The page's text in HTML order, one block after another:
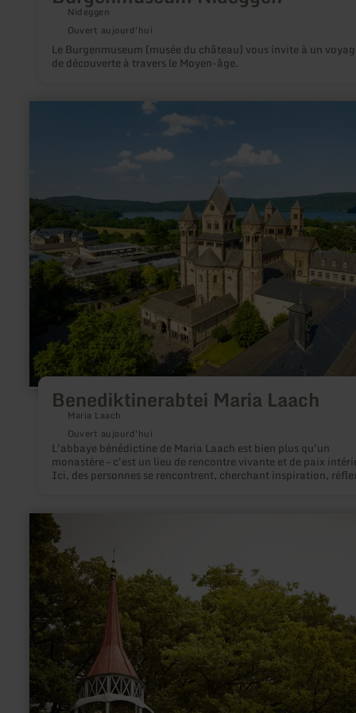
Nideggen
Ouvert aujourd'hui
Le Burgenmuseum (musée du château) vous invite à un
de découverte à travers le Moyen-âge.
Benediktinerabtei Maria Laach
Maria Laach
Ouvert aujourd'hui
L'abbaye bénédictine de Maria Laach est bien plus qu'un
monastère – c'est un lieu de rencontre vivante et de paix
Ici, des personnes se rencontrent, cherchant inspiration,
Laach
savoir
plus
Hohenzollernturm